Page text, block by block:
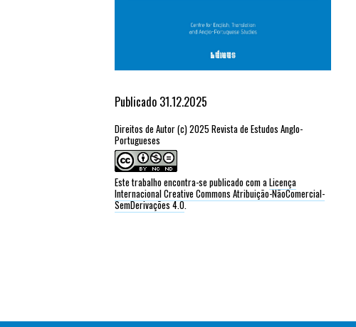
Publicado 31.12.2025
Direitos de Autor (c) 2025 Revista de Estudos Anglo-
Portugueses
Este trabalho encontra-se publicado com aLicença
Internacional Creative Commons Atribuição-NãoComercial-
SemDerivações 4.0.